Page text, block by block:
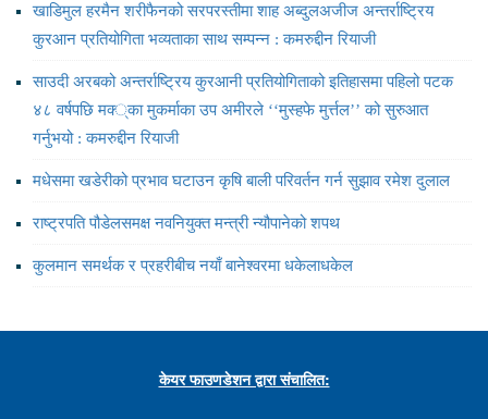
खाडिमुल हरमैन शरीफैनको सरपरस्तीमा शाह अब्दुलअजीज अन्तर्राष्ट्रिय
कुरआन प्रतियोगिता भव्यताका साथ सम्पन्न : कमरुद्दीन रियाजी
साउदी अरबको अन्तर्राष्ट्रिय कुरआनी प्रतियोगिताको इतिहासमा पहिलो पटक
४८ वर्षपछि मक्‍्का मुकर्माका उप अमीरले ‘‘मुस्हफे मुर्त्तल’’ को सुरुआत
गर्नुभयो : कमरुद्दीन रियाजी
मधेसमा खडेरीको प्रभाव घटाउन कृषि बाली परिवर्तन गर्न सुझाव रमेश दुलाल
राष्ट्रपति पौडेलसमक्ष नवनियुक्त मन्त्री न्यौपानेको शपथ
कुलमान समर्थक र प्रहरीबीच नयाँ बानेश्वरमा धकेलाधकेल
केयर फाउणडेशन द्वारा संचालित: